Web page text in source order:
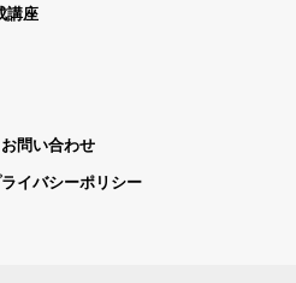
講座
お問い合わせ
イバシーポリシー